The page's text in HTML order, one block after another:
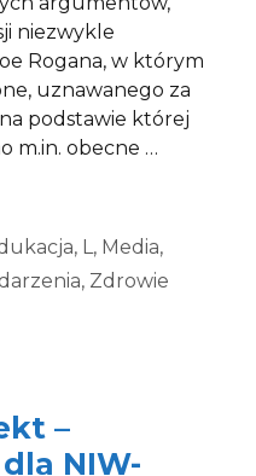
niezwykle
Rogana, w którym
uznawanego za
podstawie której
m.in. obecne …
, L , Media,
, Zdrowie
–
NIW-